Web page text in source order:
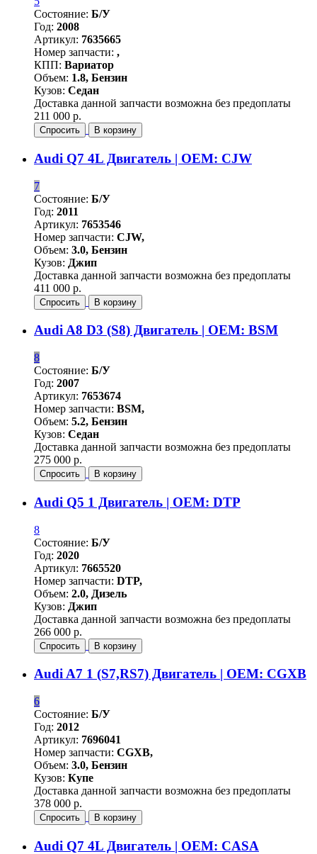
Состояние: Б/У
Год: 2008
Артикул: 7635665
Номер запчасти: ,
КПП: Вариатор
Объем: 1.8, Бензин
Кузов: Седан
Доставка данной запчасти возможна без предоплаты
211 000 р.
Спросить В корзину
Audi Q7 4L Двигатель | OEM: CJW
7
Состояние: Б/У
Год: 2011
Артикул: 7653546
Номер запчасти: CJW,
Объем: 3.0, Бензин
Кузов: Джип
Доставка данной запчасти возможна без предоплаты
411 000 р.
Спросить В корзину
Audi A8 D3 (S8) Двигатель | OEM: BSM
8
Состояние: Б/У
Год: 2007
Артикул: 7653674
Номер запчасти: BSM,
Объем: 5.2, Бензин
Кузов: Седан
Доставка данной запчасти возможна без предоплаты
275 000 р.
Спросить В корзину
Audi Q5 1 Двигатель | OEM: DTP
8
Состояние: Б/У
Год: 2020
Артикул: 7665520
Номер запчасти: DTP,
Объем: 2.0, Дизель
Кузов: Джип
Доставка данной запчасти возможна без предоплаты
266 000 р.
Спросить В корзину
Audi A7 1 (S7,RS7) Двигатель | OEM: CGXB
6
Состояние: Б/У
Год: 2012
Артикул: 7696041
Номер запчасти: CGXB,
Объем: 3.0, Бензин
Кузов: Купе
Доставка данной запчасти возможна без предоплаты
378 000 р.
Спросить В корзину
Audi Q7 4L Двигатель | OEM: CASA